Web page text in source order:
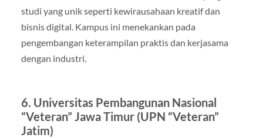
studi yang unik seperti kewirausahaan kreatif dan
bisnis digital. Kampus ini menekankan pada
pengembangan keterampilan praktis dan kerjasama
dengan industri.
6. Universitas Pembangunan Nasional
“Veteran” Jawa Timur (UPN “Veteran”
Jatim)